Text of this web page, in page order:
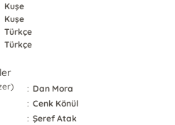
Kuşe
Kuşe
Türkçe
Türkçe
: Dan Mora
: Cenk Könül
: Şeref Atak